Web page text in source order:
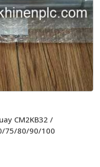
CM2KB32 /
75/80/90/100